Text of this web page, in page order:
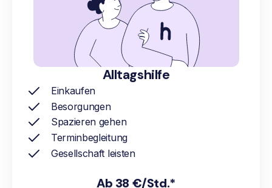
Alltagshilfe
Einkaufen
Besorgungen
Spazieren gehen
Terminbegleitung
Gesellschaft leisten
Ab 38 €/Std.*